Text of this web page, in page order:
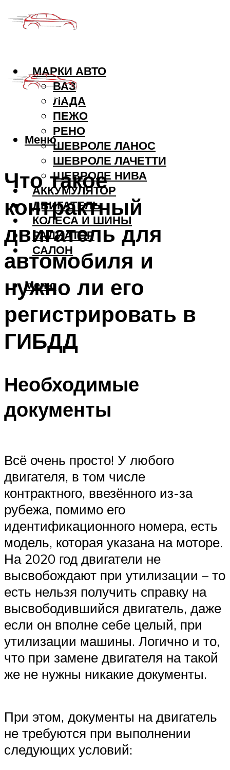
МАРКИ АВТО
ВАЗ
ЛАДА
ПЕЖО
РЕНО
ШЕВРОЛЕ ЛАНОС
ШЕВРОЛЕ ЛАЧЕТТИ
ШЕВРОЛЕ НИВА
АККУМУЛЯТОР
ДВИГАТЕЛЬ
КОЛЕСА И ШИНЫ
РАДИАТОР
САЛОН
Меню
Меню
Что такое
контрактный
двигатель для
автомобиля и
нужно ли его
регистрировать в
ГИБДД
Необходимые
документы
Всё очень просто! У любого
двигателя, в том числе
контрактного, ввезённого из-за
рубежа, помимо его
идентификационного номера, есть
модель, которая указана на моторе.
На 2020 год двигатели не
высвобождают при утилизации – то
есть нельзя получить справку на
высвободившийся двигатель, даже
если он вполне себе целый, при
утилизации машины. Логично и то,
что при замене двигателя на такой
же не нужны никакие документы.
При этом, документы на двигатель
не требуются при выполнении
следующих условий: